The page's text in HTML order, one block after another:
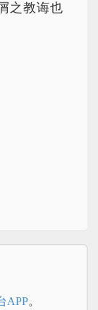
之教诲也
APP。